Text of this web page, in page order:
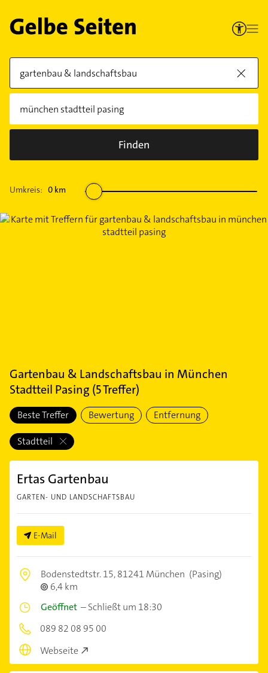
Finden
Umkreis: 0 km
Gartenbau & Landschaftsbau in München
Stadtteil Pasing (5Treffer)
Beste Treffer Bewertung Entfernung
Stadtteil
Ertas Gartenbau
GARTEN- UND LANDSCHAFTSBAU
E-Mail
Bodenstedtstr. 15,81241 München (Pasing)
6,4 km
Geöffnet –Schließt um 18:30
089 82 08 95 00
Webseite